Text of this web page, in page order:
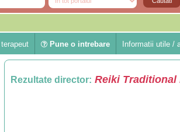
Pune o intrebare Informatii utile /
Rezultate director: Reiki Traditional